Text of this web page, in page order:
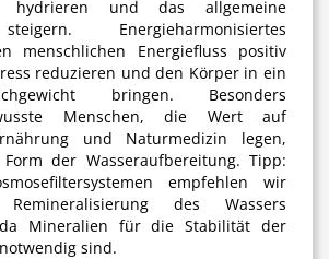
hydrieren und das allgemeine
steigern. Energieharmonisiertes
menschlichen Energiefluss positiv
reduzieren und den Körper in ein
bringen. Besonders
Menschen, die Wert auf
und Naturmedizin legen,
der Wasseraufbereitung. Tipp:
empfehlen wir
des Wassers
da Mineralien für die Stabilität der
sind.